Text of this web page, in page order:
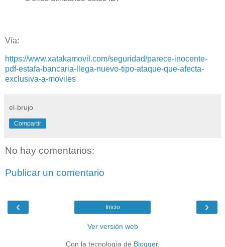
Vía:
https://www.xatakamovil.com/seguridad/parece-inocente-
pdf-estafa-bancaria-llega-nuevo-tipo-ataque-que-afecta-
exclusiva-a-moviles
el-brujo
Compartir
No hay comentarios:
Publicar un comentario
‹ ›
Inicio
Ver versión web
Con la tecnología de Blogger.